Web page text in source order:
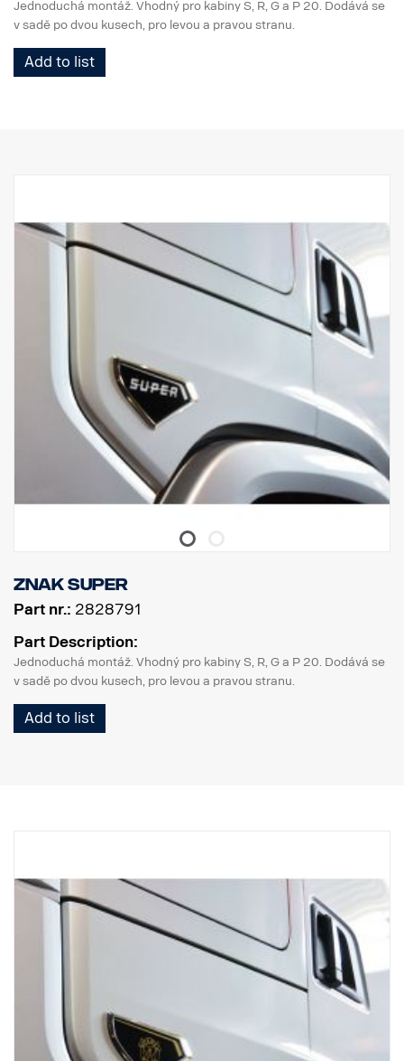
Jednoduchá montáž. Vhodný pro kabiny S, R, G a P 20. Dodává se
v sadě po dvou kusech, pro levou a pravou stranu.
Add to list
znak Super
Part nr.: 2828791
Part Description:
Jednoduchá montáž. Vhodný pro kabiny S, R, G a P 20. Dodává se
v sadě po dvou kusech, pro levou a pravou stranu.
Add to list